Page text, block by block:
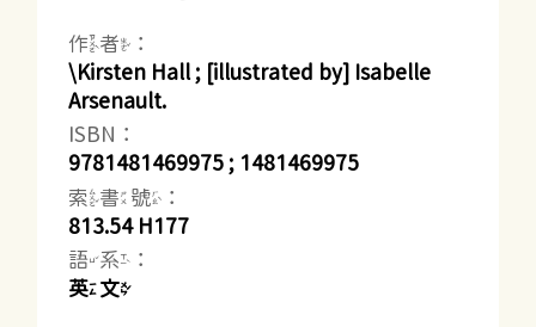
作者：
\Kirsten Hall ; [illustrated by] Isabelle
Arsenault.
ISBN：
9781481469975 ; 1481469975
索書號：
813.54 H177
語系：
英文